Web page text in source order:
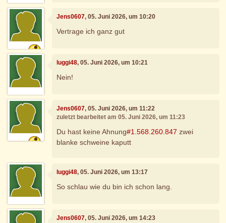
Jens0607, 05. Juni 2026, um 10:20
Vertrage ich ganz gut
luggi48, 05. Juni 2026, um 10:21
Nein!
Jens0607, 05. Juni 2026, um 11:22
zuletzt bearbeitet am 05. Juni 2026, um 11:23
Du hast keine Ahnung#1.568.260.847 zwei
blanke schweine kaputt
luggi48, 05. Juni 2026, um 13:17
So schlau wie du bin ich schon lang.
Jens0607, 05. Juni 2026, um 14:23